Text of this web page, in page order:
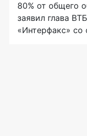
80% от общего
заявил глава
«Интерфакс»